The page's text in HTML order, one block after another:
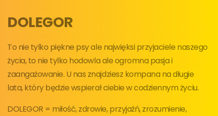
DOLEGOR
To nie tylko piękne psy ale najwięksi przyjaciele naszego
życia, to nie tylko hodowla ale ogromna pasja i
zaangażowanie. U nas znajdziesz kompana na długie
lata, który będzie wspierał ciebie w codziennym życiu.
DOLEGOR = miłość, zdrowie, przyjaźń, zrozumienie,